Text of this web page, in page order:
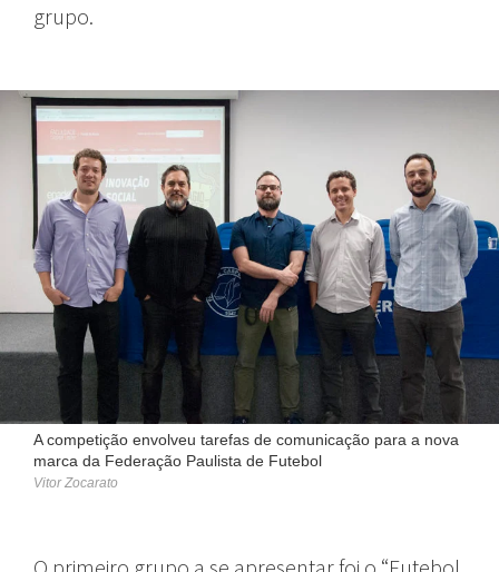
grupo.
A competição envolveu tarefas de comunicação para a nova
marca da Federação Paulista de Futebol
Vitor Zocarato